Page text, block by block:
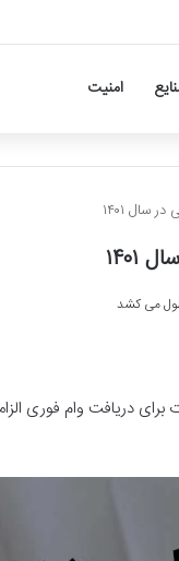
امنیت
سال ۱۴۰۱
برای دریافت وام فوری